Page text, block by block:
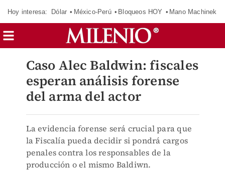
Hoy interesa: Dólar México-Perú Bloqueos HOY Mano Machinek
Caso Alec Baldwin: fiscales
esperan análisis forense
del arma del actor
La evidencia forense será crucial para que
la Fiscalía pueda decidir si pondrá cargos
penales contra los responsables de la
producción o el mismo Baldiwn.